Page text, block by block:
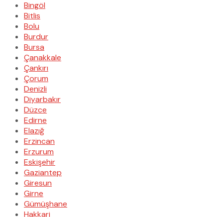
Bingöl
Bitlis
Bolu
Burdur
Bursa
Çanakkale
Çankırı
Çorum
Denizli
Diyarbakır
Düzce
Edirne
Elazığ
Erzincan
Erzurum
Eskişehir
Gaziantep
Giresun
Girne
Gümüşhane
Hakkari